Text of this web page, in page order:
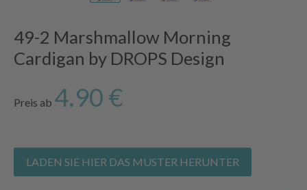
49-2 Marshmallow Morning
Cardigan by DROPS Design
Preis ab 4.90 €
LADEN SIE HIER DAS MUSTER HERUNTER